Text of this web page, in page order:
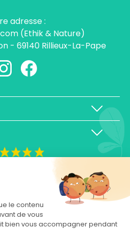
le contenu
de vous
bien vous accompagner pendant
adresse :
(Ethik & Nature)
- 69140 Rillieux-La-Pape